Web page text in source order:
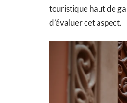
touristique haut de
d’évaluer cet aspect.